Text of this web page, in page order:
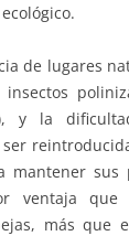
de lugares
y la
ser
mantener sus
ventaja
más que